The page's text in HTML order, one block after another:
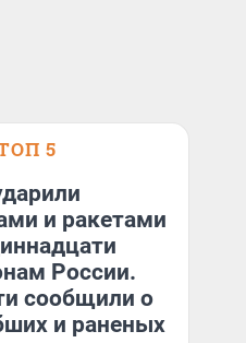
5
и ракетами
России.
сообщили о
и раненых